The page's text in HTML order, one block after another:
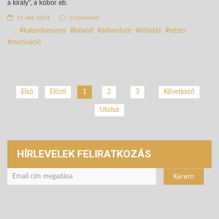
a király", a kóbor eb.
11 okt. 2024 0 comment
kalandverseny kaland adventure kitartás
edzés
motiváció
Első Előző 1 2 3 Következő
Utolsó
HÍRLEVELEK FELIRATKOZÁS